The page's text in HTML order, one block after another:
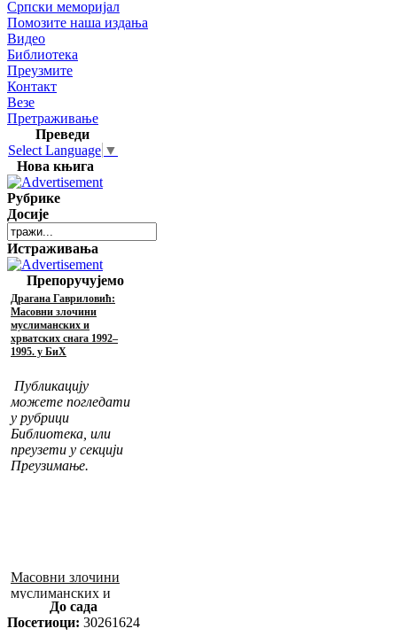
Српски меморијал
Помозите наша издања
Видео
Библиотека
Преузмите
Контакт
Везе
Претраживање
Преведи
Select Language ▼
Нова књига
Рубрике
Досије
Истраживања
Препоручујемо
Драгана Гавриловић:
Масовни злочини
муслиманских и
хрватских снага 1992–
1995. у БиХ
Публикацију
можете погледати
у рубрици
Библиотека, или
преузети у секцији
Преузимање.
Масовни злочини
муслиманских и
хрватских снага
1992–1995. у БиХ
До сада
Посетиоци: 30261624